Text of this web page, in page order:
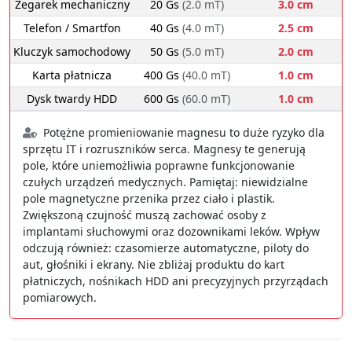
Zegarek mechaniczny
20 Gs (2.0 mT)
3.0 cm
Telefon / Smartfon
40 Gs (4.0 mT)
2.5 cm
Kluczyk samochodowy
50 Gs (5.0 mT)
2.0 cm
Karta płatnicza
400 Gs (40.0 mT)
1.0 cm
Dysk twardy HDD
600 Gs (60.0 mT) 1.0 cm
Potężne promieniowanie magnesu to duże ryzyko dla
sprzętu IT i rozruszników serca. Magnesy te generują
pole, które uniemożliwia poprawne funkcjonowanie
czułych urządzeń medycznych. Pamiętaj: niewidzialne
pole magnetyczne przenika przez ciało i plastik.
Zwiększoną czujność muszą zachować osoby z
implantami słuchowymi oraz dozownikami leków. Wpływ
odczują również: czasomierze automatyczne, piloty do
aut, głośniki i ekrany. Nie zbliżaj produktu do kart
płatniczych, nośnikach HDD ani precyzyjnych przyrządach
pomiarowych.